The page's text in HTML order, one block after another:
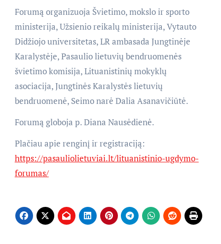
Forumą organizuoja Švietimo, mokslo ir sporto
ministerija, Užsienio reikalų ministerija, Vytauto
Didžiojo universitetas, LR ambasada Jungtinėje
Karalystėje, Pasaulio lietuvių bendruomenės
švietimo komisija, Lituanistinių mokyklų
asociacija, Jungtinės Karalystės lietuvių
bendruomenė, Seimo narė Dalia Asanavičiūtė.
Forumą globoja p. Diana Nausėdienė.
Plačiau apie renginį ir registraciją:
https://pasauliolietuviai.lt/lituanistinio-ugdymo-
forumas/